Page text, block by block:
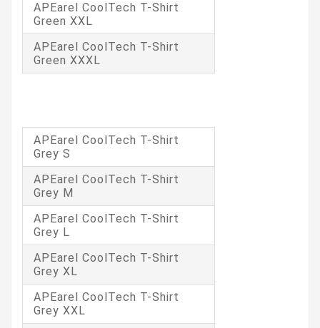
APEarel CoolTech T-Shirt
Green XXL
APEarel CoolTech T-Shirt
Green XXXL
APEarel CoolTech T-Shirt
Grey S
APEarel CoolTech T-Shirt
Grey M
APEarel CoolTech T-Shirt
Grey L
APEarel CoolTech T-Shirt
Grey XL
APEarel CoolTech T-Shirt
Grey XXL